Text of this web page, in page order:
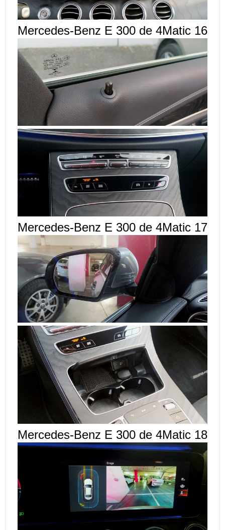
Mercedes-Benz E 300 de 4Matic 16
Mercedes-Benz E 300 de 4Matic 17
Mercedes-Benz E 300 de 4Matic 18